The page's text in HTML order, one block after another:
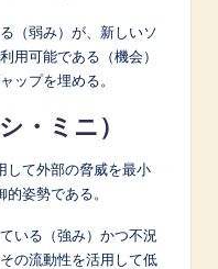
（弱み）が、新しいソ
用可能である（機会）
ップを埋める。
・ミニ）
して外部の脅威を最小
姿勢である。
いる（強み）かつ不況
の流動性を活用して低